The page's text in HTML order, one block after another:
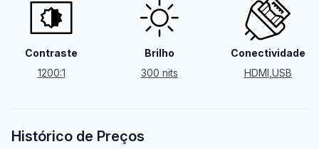
Contraste
1200:1
Brilho
300 nits
Conectividade
HDMI USB
Histórico de Preços